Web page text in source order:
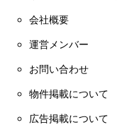
会社概要
運営メンバー
お問い合わせ
物件掲載について
広告掲載について